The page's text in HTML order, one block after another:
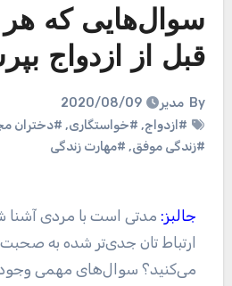
سوال‌هایی که هر
قبل از ازدواج
By مدیر
2020/08/09
#ازدواج, #خواستگاری, #دختران
#زندگی موفق, #مهارت زندگی
جالبز: مدتی است با مردی آشنا
ارتباط تان جدی‌تر شده به صحبت
می‌کنید؟ سوال‌های مهمی وجود